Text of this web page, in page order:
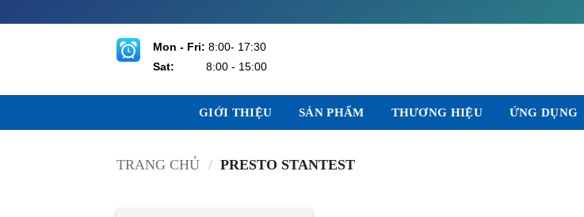
qua
Mon - Fri: 8:00- 17:30
Sat:
8:00 - 15:00
GIỚI THIỆU SẢN PHẨM THƯƠNG HIỆU ỨNG DỤNG
TRANG CHỦ / PRESTO STANTEST